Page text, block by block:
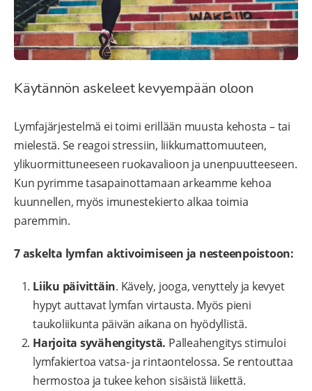
Käytännön askeleet kevyempään oloon
Lymfajärjestelmä ei toimi erillään muusta kehosta – tai
mielestä. Se reagoi stressiin, liikkumattomuuteen,
ylikuormittuneeseen ruokavalioon ja unenpuutteeseen.
Kun pyrimme tasapainottamaan arkeamme kehoa
kuunnellen, myös imunestekierto alkaa toimia
paremmin.
7 askelta lymfan aktivoimiseen ja nesteenpoistoon:
Liiku päivittäin. Kävely, jooga, venyttely ja kevyet
hypyt auttavat lymfan virtausta. Myös pieni
taukoliikunta päivän aikana on hyödyllistä.
Harjoita syvähengitystä. Palleahengitys stimuloi
lymfakiertoa vatsa- ja rintaontelossa. Se rentouttaa
hermostoa ja tukee kehon sisäistä liikettä.